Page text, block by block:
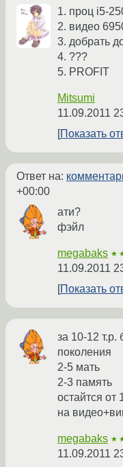
1. проц i5-
2. видео
3. добрать
4. ???
5. PROFIT
Mitsumi
11.09.2011
Показать
Ответ на:
+00:00
ати?
фэйл
megabaks
11.09.2011
Показать
за 10-12 т.р.
поколения
2-5 мать
2-3 память
остайтся от
на
megabaks
11.09.2011